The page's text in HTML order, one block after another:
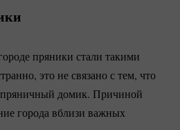
пряники стали такими
это не связано с тем, что
домик. Причиной
города вблизи важных